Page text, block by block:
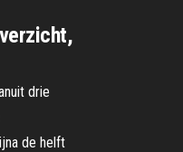
drie
de helft